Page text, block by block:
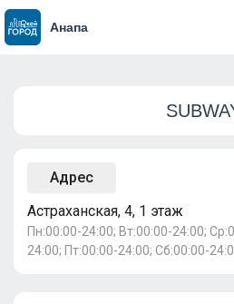
Анапа
Адрес
Астраханская, 4, 1 этаж
Пн:00:00-24:00; Вт:00:00-24:00;
24:00; Пт:00:00-24:00; Сб:00:00-